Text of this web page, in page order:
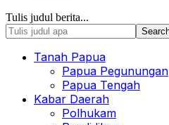
Tulis judul berita...
Tanah Papua
Papua Pegunungan
Papua Tengah
Kabar Daerah
Polhukam